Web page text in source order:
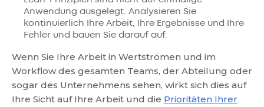
Anwendung ausgelegt. Analysieren Sie
kontinuierlich Ihre Arbeit, Ihre Ergebnisse und Ihre
Fehler und bauen Sie darauf auf.
Wenn Sie Ihre Arbeit in Wertströmen und im
Workflow des gesamten Teams, der Abteilung oder
sogar des Unternehmens sehen, wirkt sich dies auf
Ihre Sicht auf Ihre Arbeit und die Prioritäten Ihrer